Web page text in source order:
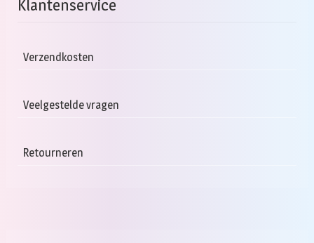
Klantenservice
Verzendkosten
Veelgestelde vragen
Retourneren